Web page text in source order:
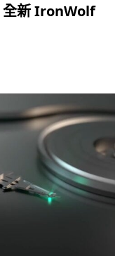
全新 IronWolf